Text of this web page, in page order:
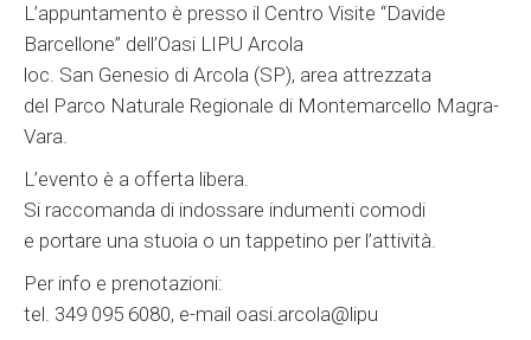
L’appuntamento è presso il Centro Visite “Davide
Barcellone” dell’Oasi LIPU Arcola
loc. San Genesio di Arcola (SP), area attrezzata
del Parco Naturale Regionale di Montemarcello Magra-
Vara.
L’evento è a offerta libera.
Si raccomanda di indossare indumenti comodi
e portare una stuoia o un tappetino per l’attività.
Per info e prenotazioni:
tel. 349 095 6080, e-mail oasi.arcola@lipu